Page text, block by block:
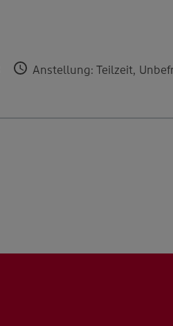
Anstellung: Teilzeit,